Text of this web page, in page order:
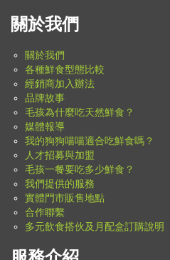
關於我們
關於我們
各種鮮食型態比較
經銷商加入辦法
品牌故事
毛孩為什麼吃天然鮮食？
媒體報導
我的狗狗喵喵適合吃鮮食嗎？
人才招募與加盟
毛孩一餐要吃多少鮮食？
我們提供的服務
實體門市販售地點
合作聯繫
多元飲食搭伙及月配盒訂購說明